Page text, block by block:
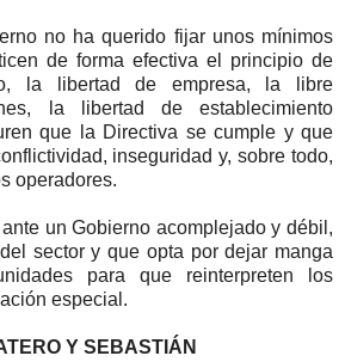
no ha querido fijar unos mínimos
de forma efectiva el principio de
la libertad de empresa, la libre
la libertad de establecimiento
que la Directiva se cumple y que
inseguridad y, sobre todo,
operadores.
un Gobierno acomplejado y débil,
sector y que opta por dejar manga
para que reinterpreten los
especial.
Y SEBASTIÁN